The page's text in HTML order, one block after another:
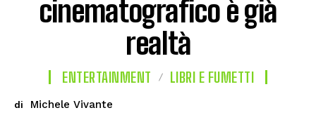
cinematografico è già
realtà
ENTERTAINMENT LIBRI E FUMETTI
di Michele Vivante